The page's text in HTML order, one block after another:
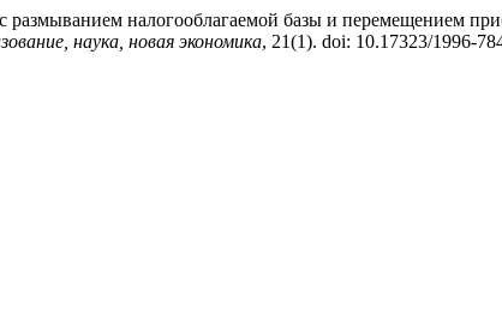
налогооблагаемой базы и перемещением
наука, новая экономика, 21(1). doi: 10.17323/1996-